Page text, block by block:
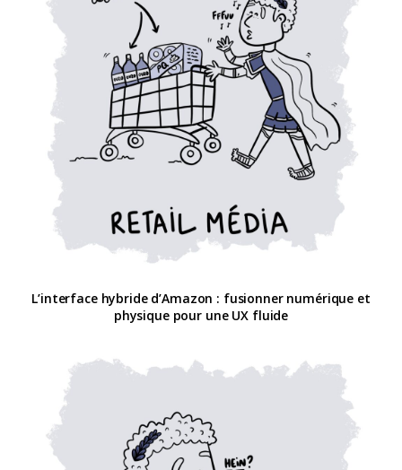
L’interface hybride d’Amazon : fusionner numérique et
physique pour une UX fluide